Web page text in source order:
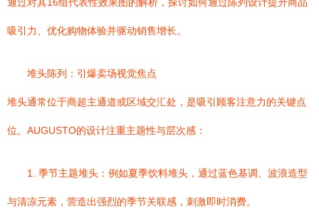
吸引力、优化购物体验并驱动销售增长。
堆头陈列：引爆卖场视觉焦点
堆头通常位于商超主通道或区域交汇处，是吸引顾客注意力的关键点
位。AUGUSTO的设计注重主题性与层次感：
1. 季节主题堆头：例如夏季饮料堆头，通过蓝色基调、波浪造型
与清凉元素，营造出强烈的季节关联感，刺激即时消费。